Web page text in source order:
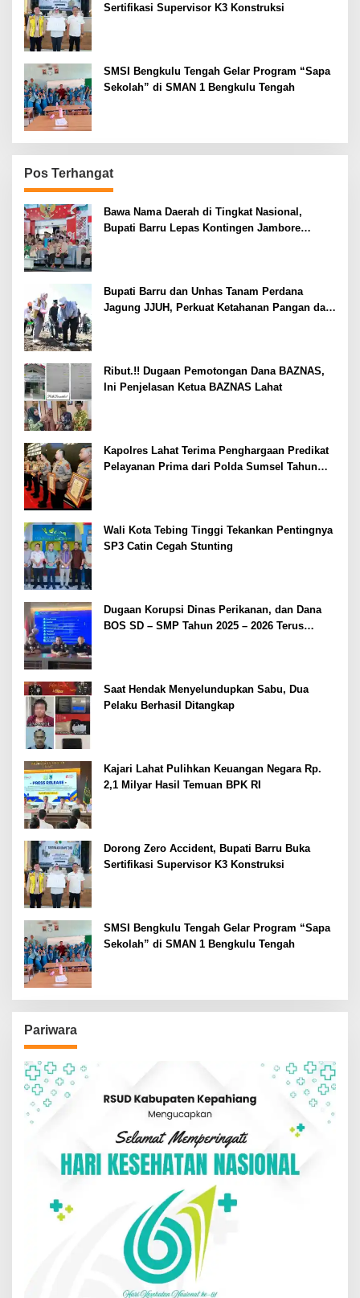
Sertifikasi Supervisor K3 Konstruksi
SMSI Bengkulu Tengah Gelar Program “Sapa
Sekolah” di SMAN 1 Bengkulu Tengah
Pos Terhangat
Bawa Nama Daerah di Tingkat Nasional,
Bupati Barru Lepas Kontingen Jambore
Bupati Barru dan Unhas Tanam Perdana
Jagung JJUH, Perkuat Ketahanan Pangan dan
Ribut.!! Dugaan Pemotongan Dana BAZNAS,
Ini Penjelasan Ketua BAZNAS Lahat
Kapolres Lahat Terima Penghargaan Predikat
Pelayanan Prima dari Polda Sumsel Tahun
Wali Kota Tebing Tinggi Tekankan Pentingnya
SP3 Catin Cegah Stunting
Dugaan Korupsi Dinas Perikanan, dan Dana
BOS SD – SMP Tahun 2025 – 2026 Terus
Saat Hendak Menyelundupkan Sabu, Dua
Pelaku Berhasil Ditangkap
Kajari Lahat Pulihkan Keuangan Negara Rp.
2,1 Milyar Hasil Temuan BPK RI
Dorong Zero Accident, Bupati Barru Buka
Sertifikasi Supervisor K3 Konstruksi
SMSI Bengkulu Tengah Gelar Program “Sapa
Sekolah” di SMAN 1 Bengkulu Tengah
Pariwara